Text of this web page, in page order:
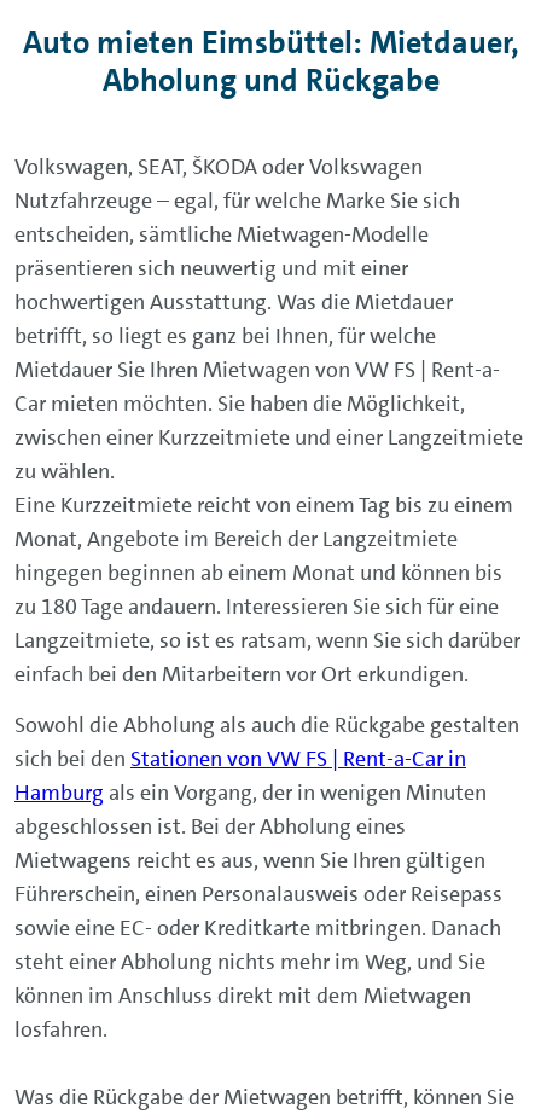
Auto mieten Eimsbüttel: Mietdauer,
Abholung und Rückgabe
Volkswagen, SEAT, ŠKODA oder Volkswagen
Nutzfahrzeuge – egal, für welche Marke Sie sich
entscheiden, sämtliche Mietwagen-Modelle
präsentieren sich neuwertig und mit einer
hochwertigen Ausstattung. Was die Mietdauer
betrifft, so liegt es ganz bei Ihnen, für welche
Mietdauer Sie Ihren Mietwagen von VW FS | Rent-a-
Car mieten möchten. Sie haben die Möglichkeit,
zwischen einer Kurzzeitmiete und einer Langzeitmiete
zu wählen.
Eine Kurzzeitmiete reicht von einem Tag bis zu einem
Monat, Angebote im Bereich der Langzeitmiete
hingegen beginnen ab einem Monat und können bis
zu 180 Tage andauern. Interessieren Sie sich für eine
Langzeitmiete, so ist es ratsam, wenn Sie sich darüber
einfach bei den Mitarbeitern vor Ort erkundigen.
Sowohl die Abholung als auch die Rückgabe gestalten
sich bei den Stationen von VW FS | Rent-a-Car in
Hamburg als ein Vorgang, der in wenigen Minuten
abgeschlossen ist. Bei der Abholung eines
Mietwagens reicht es aus, wenn Sie Ihren gültigen
Führerschein, einen Personalausweis oder Reisepass
sowie eine EC- oder Kreditkarte mitbringen. Danach
steht einer Abholung nichts mehr im Weg, und Sie
können im Anschluss direkt mit dem Mietwagen
losfahren.
Was die Rückgabe der Mietwagen betrifft, können Sie